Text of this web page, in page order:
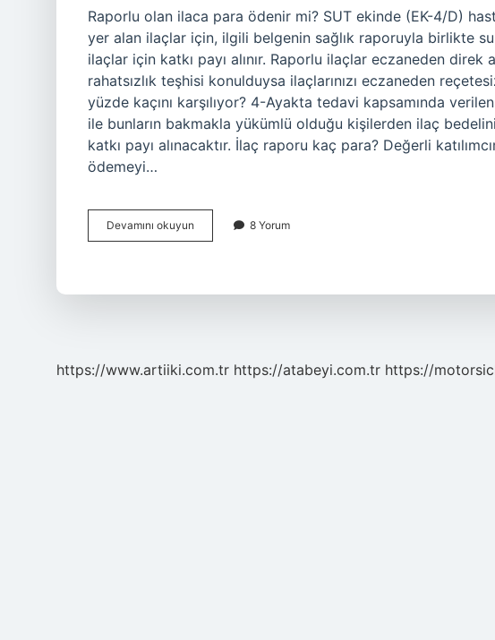
Raporlu olan ilaca para ödenir mi? SUT ekinde (EK-4/D)
yer alan ilaçlar için, ilgili belgenin sağlık raporuyla birlikte
ilaçlar için katkı payı alınır. Raporlu ilaçlar eczaneden direk
rahatsızlık teşhisi konulduysa ilaçlarınızı eczaneden
yüzde kaçını karşılıyor? 4-Ayakta tedavi kapsamında
ile bunların bakmakla yükümlü olduğu kişilerden ilaç
katkı payı alınacaktır. İlaç raporu kaç para? Değerli
ödemeyi…
Devamını okuyun
Ilaçlardan
8 Yorum
https://www.artiiki.com.tr https://atabeyi.com.tr https://